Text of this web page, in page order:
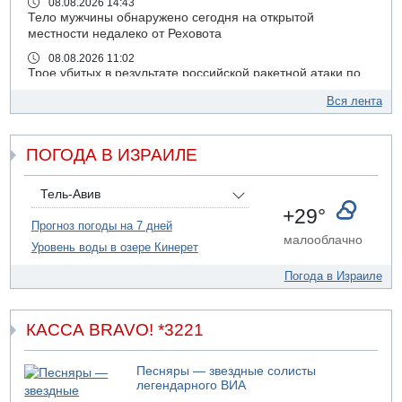
08.08.2026 14:43
Тело мужчины обнаружено сегодня на открытой
местности недалеко от Реховота
08.08.2026 11:02
Трое убитых в результате российской ракетной атаки по
07.08.2026 20:43
07.08.2026 20:41
Ynet: "Хизбалла" запустила БПЛА со взрывчаткой по
07.08.2026 19:16
ДТП в Ашдоде: тяжело ранены двое маленьких детей
07.08.2026 19:14
Дахан
Обнародовано имя полицейского, подозреваемого в
коррупционных отношениях с Йоавом Элиаси
Вся лента
ПОГОДА В ИЗРАИЛЕ
Тель-Авив
Прогноз погоды на 7 дней
Уровень воды в озере Кинерет
+29°
малооблачно
Погода в Израиле
КАССА BRAVO! *3221
Песняры — звездные солисты
легендарного ВИА